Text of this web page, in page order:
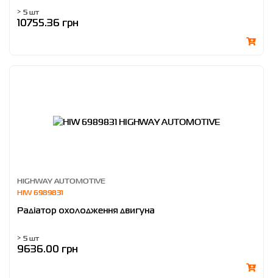
> 5 шт
10755.36 грн
HIGHWAY AUTOMOTIVE
HIW 6989831
Радіатор охолодження двигуна
> 5 шт
9636.00 грн